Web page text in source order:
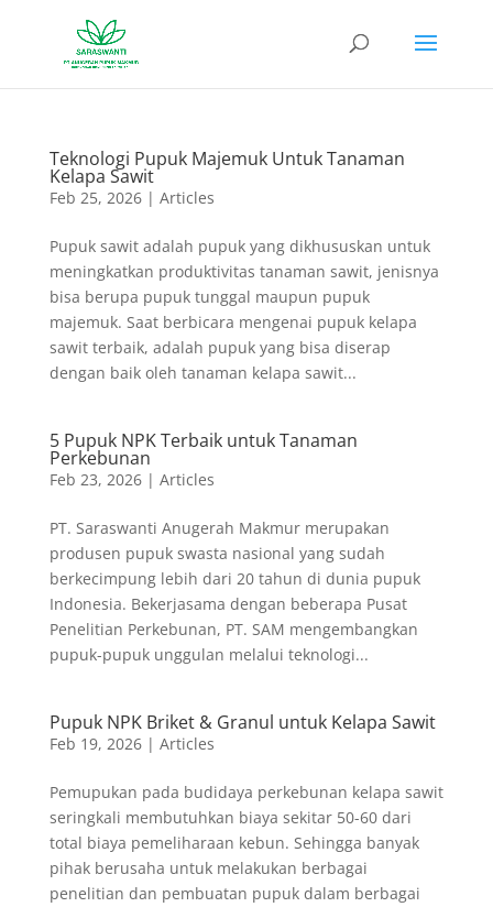
Teknologi Pupuk Majemuk Untuk Tanaman
Kelapa Sawit
Feb 25, 2026| Articles
Pupuk sawit adalah pupuk yang dikhususkan untuk
meningkatkan produktivitas tanaman sawit, jenisnya
bisa berupa pupuk tunggal maupun pupuk
majemuk. Saat berbicara mengenai pupuk kelapa
sawit terbaik, adalah pupuk yang bisa diserap
dengan baik oleh tanaman kelapa sawit...
5 Pupuk NPK Terbaik untuk Tanaman
Perkebunan
Feb 23, 2026| Articles
PT. Saraswanti Anugerah Makmur merupakan
produsen pupuk swasta nasional yang sudah
berkecimpung lebih dari 20 tahun di dunia pupuk
Indonesia. Bekerjasama dengan beberapa Pusat
Penelitian Perkebunan, PT. SAM mengembangkan
pupuk-pupuk unggulan melalui teknologi...
Pupuk NPK Briket & Granul untuk Kelapa Sawit
Feb 19, 2026| Articles
Pemupukan pada budidaya perkebunan kelapa sawit
seringkali membutuhkan biaya sekitar 50-60 dari
total biaya pemeliharaan kebun. Sehingga banyak
pihak berusaha untuk melakukan berbagai
penelitian dan pembuatan pupuk dalam berbagai